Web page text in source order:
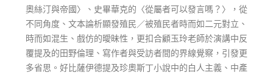
奧絲汀與帝國〉、史畢華克的〈從屬者可以發言嗎？〉，從
不同角度、文本論析顯發殖民／被殖民者時而如二元對立、
時而如混生、戲仿的曖昧性，更扣合顧玉玲老師於演講中反
覆提及的田野倫理、寫作者與受訪者間的界線覺察，引發更
多省思。好比薩伊德提及珍奧斯丁小說中的白人主義、中產